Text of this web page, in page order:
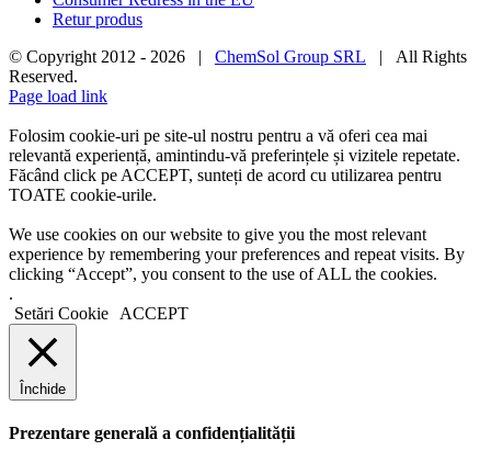
Retur produs
© Copyright 2012 - 2026 | ChemSol Group SRL | All Rights
Reserved.
Page load link
Folosim cookie-uri pe site-ul nostru pentru a vă oferi cea mai
relevantă experiență, amintindu-vă preferințele și vizitele repetate.
Făcând click pe ACCEPT, sunteți de acord cu utilizarea pentru
TOATE cookie-urile.
We use cookies on our website to give you the most relevant
experience by remembering your preferences and repeat visits. By
clicking “Accept”, you consent to the use of ALL the cookies.
.
Setări Cookie
ACCEPT
Închide
Prezentare generală a confidențialității